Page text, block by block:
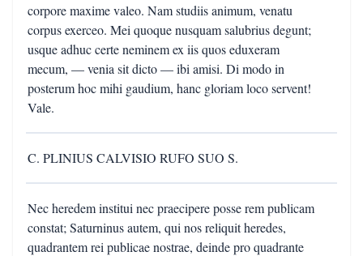
corpore maxime valeo. Nam studiis animum, venatu
corpus exerceo. Mei quoque nusquam salubrius degunt;
usque adhuc certe neminem ex iis quos eduxeram
mecum, — venia sit dicto — ibi amisi. Di modo in
posterum hoc mihi gaudium, hanc gloriam loco servent!
Vale.
C. PLINIUS CALVISIO RUFO SUO S.
Nec heredem institui nec praecipere posse rem publicam
constat; Saturninus autem, qui nos reliquit heredes,
quadrantem rei publicae nostrae, deinde pro quadrante